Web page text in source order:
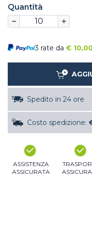
Quantità
3 rate da €
Spedito in 24 ore
Costo spedizione:
ASSISTENZA
ASSICURATA